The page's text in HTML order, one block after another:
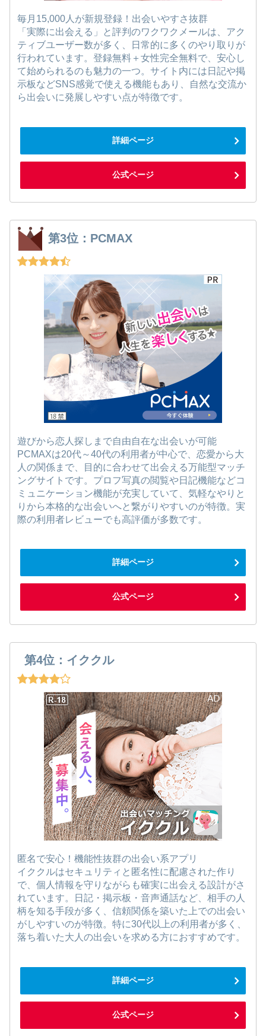
毎月15,000人が新規登録！出会いやすさ抜群
「実際に出会える」と評判のワクワクメールは、アク
ティブユーザー数が多く、日常的に多くのやり取りが
行われています。登録無料＋女性完全無料で、安心し
て始められるのも魅力の一つ。サイト内には日記や掲
示板などSNS感覚で使える機能もあり、自然な交流か
ら出会いに発展しやすい点が特徴です。
詳細ページ
公式ページ
第3位：PCMAX
遊びから恋人探しまで自由自在な出会いが可能
PCMAXは20代～40代の利用者が中心で、恋愛から大
人の関係まで、目的に合わせて出会える万能型マッチ
ングサイトです。プロフ写真の閲覧や日記機能などコ
ミュニケーション機能が充実していて、気軽なやりと
りから本格的な出会いへと繋がりやすいのが特徴。実
際の利用者レビューでも高評価が多数です。
詳細ページ
公式ページ
第4位：イククル
匿名で安心！機能性抜群の出会い系アプリ
イククルはセキュリティと匿名性に配慮された作り
で、個人情報を守りながらも確実に出会える設計がさ
れています。日記・掲示板・音声通話など、相手の人
柄を知る手段が多く、信頼関係を築いた上での出会い
がしやすいのが特徴。特に30代以上の利用者が多く、
落ち着いた大人の出会いを求める方におすすめです。
詳細ページ
公式ページ